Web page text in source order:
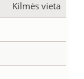
Kilmės vieta